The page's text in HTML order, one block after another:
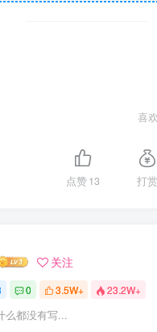
喜
点赞13 打赏
关注
0 3.5W+ 23.2W+
么都没有写...